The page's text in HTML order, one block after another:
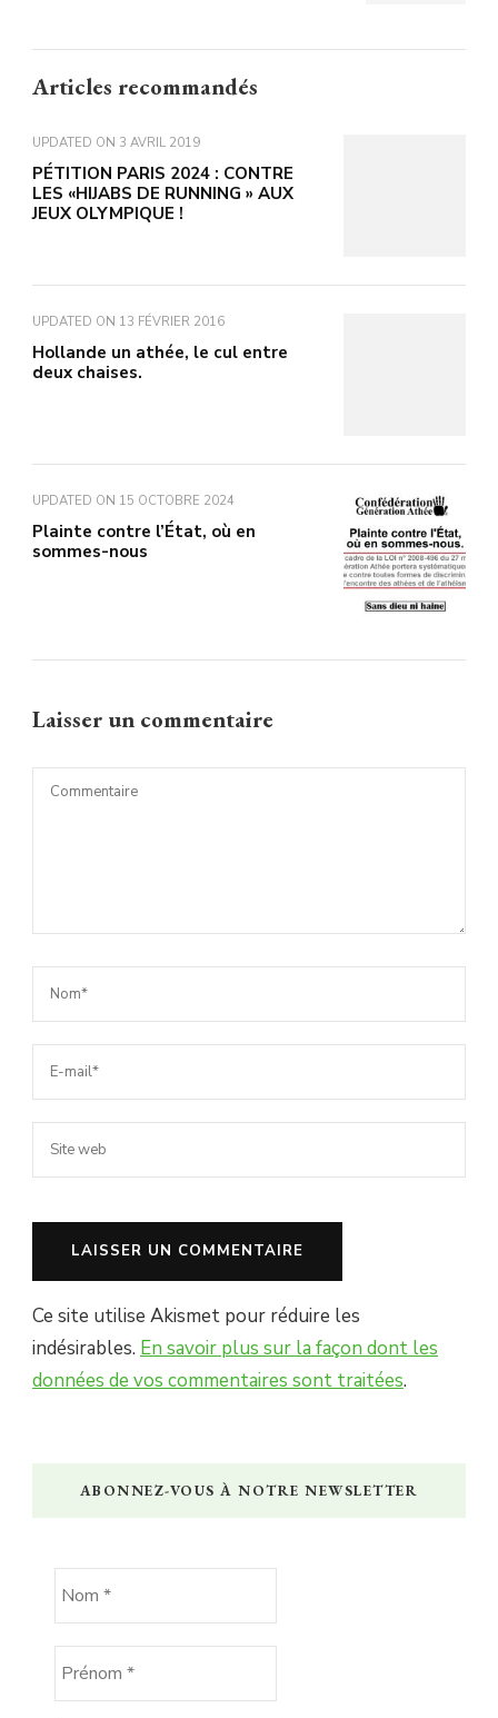
Articles recommandés
UPDATED ON 3 AVRIL 2019
PÉTITION PARIS 2024 : CONTRE
LES «HIJABS DE RUNNING » AUX
JEUX OLYMPIQUE !
UPDATED ON 13 FÉVRIER 2016
Hollande un athée, le cul entre
deux chaises.
UPDATED ON 15 OCTOBRE 2024
Plainte contre l’État, où en
sommes-nous
Laisser un commentaire
Ce site utilise Akismet pour réduire les
indésirables. En savoir plus sur la façon dont les
données de vos commentaires sont traitées.
ABONNEZ-VOUS À NOTRE NEWSLETTER